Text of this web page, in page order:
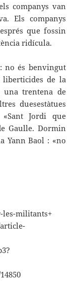
companys van
Els companys
que fossin
ridícula.
no és benvingut
de la
una trentena de
duesestàtues
Jordi que
Gaulle. Dormin
Yann Baol : «no
les-militants+